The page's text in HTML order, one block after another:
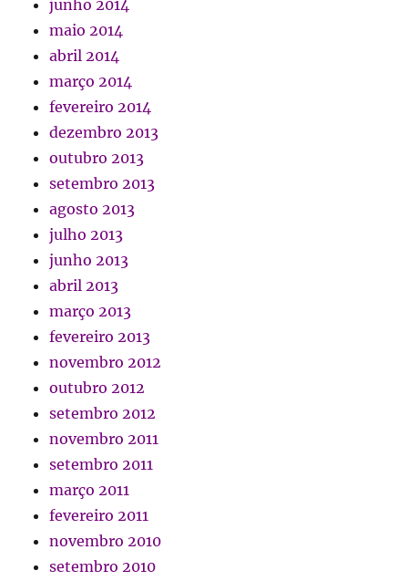
junho 2014
maio 2014
abril 2014
março 2014
fevereiro 2014
dezembro 2013
outubro 2013
setembro 2013
agosto 2013
julho 2013
junho 2013
abril 2013
março 2013
fevereiro 2013
novembro 2012
outubro 2012
setembro 2012
novembro 2011
setembro 2011
março 2011
fevereiro 2011
novembro 2010
setembro 2010